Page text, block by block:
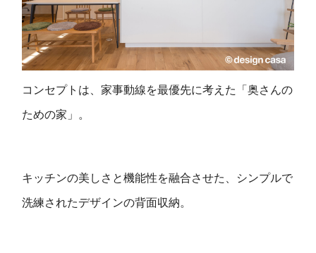
コンセプトは、家事動線を最優先に考えた「奥さんの
ための家」。
キッチンの美しさと機能性を融合させた、シンプルで
洗練されたデザインの背面収納。